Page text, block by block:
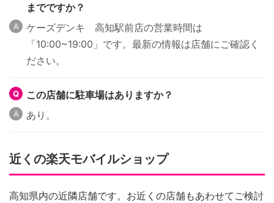
までですか？
ケーズデンキ 高知駅前店の営業時間は
「10:00~19:00」です。最新の情報は店舗にご確認く
ださい。
この店舗に駐車場はありますか？
あり。
近くの楽天モバイルショップ
高知県内の近隣店舗です。お近くの店舗もあわせてご検討